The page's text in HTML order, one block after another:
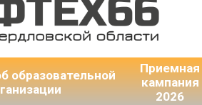
образовательной
Приемная
кампания
2026